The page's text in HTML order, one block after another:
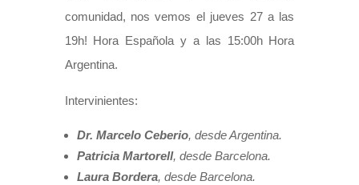
comunidad, nos vemos el jueves 27 a las
19h! Hora Española y a las 15:00h Hora
Argentina.
Intervinientes:
Dr. Marcelo Ceberio, desde Argentina.
Patricia Martorell, desde Barcelona.
Laura Bordera, desde Barcelona.